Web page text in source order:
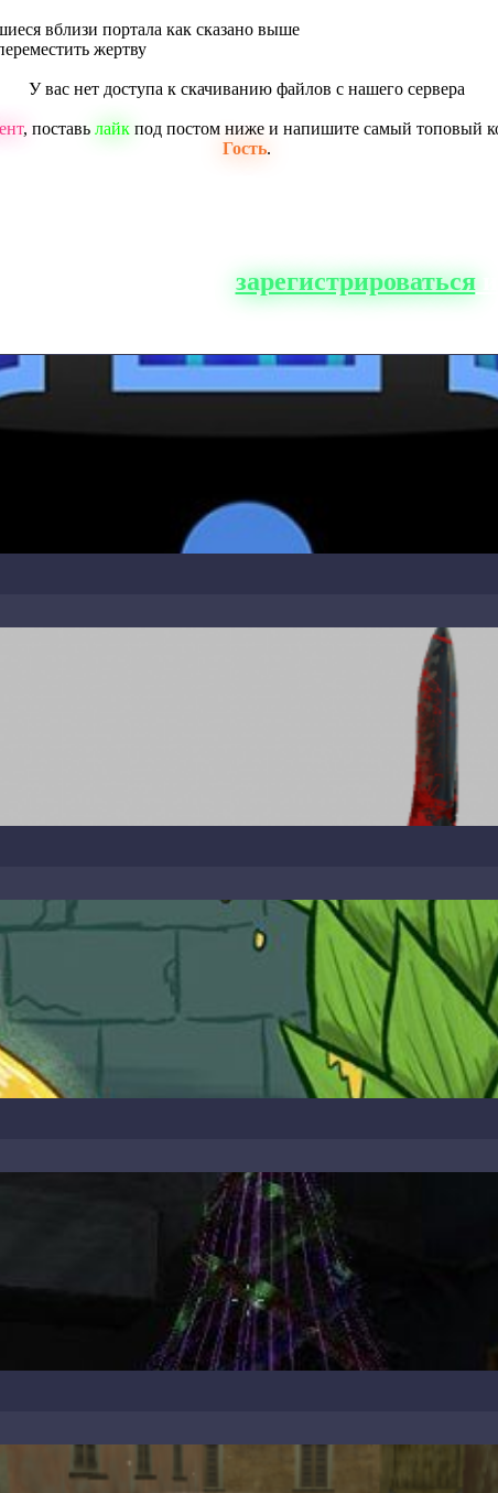
вблизи портала как сказано выше
жертву
У вас нет доступа к скачиванию файлов с нашего сервера
, поставь лайкпод постом ниже и напишите самый топовый
Гость.
сайта, вам нужно зарегистрироваться